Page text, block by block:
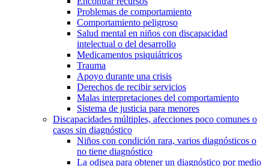
Problemas de comportamiento
Comportamiento peligroso
Salud mental en niños con discapacidad
intelectual o del desarrollo
Medicamentos psiquiátricos
Trauma
Apoyo durante una crisis
Derechos de recibir servicios
Malas interpretaciones del comportamiento
Sistema de justicia para menores
Discapacidades múltiples, afecciones poco comunes o
casos sin diagnóstico
Niños con condición rara, varios diagnósticos o
no tiene diagnóstico
La odisea para obtener un diagnóstico por medio